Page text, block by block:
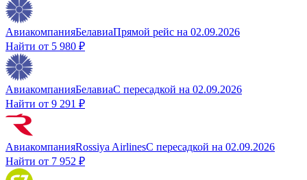
АвиакомпанияБелавиаПрямой рейс на 02.09.2026
Найти от 5 980 ₽
АвиакомпанияБелавиаС пересадкой на 02.09.2026
Найти от 9 291 ₽
АвиакомпанияRossiya AirlinesС пересадкой на 02.09.2026
Найти от 7 952 ₽